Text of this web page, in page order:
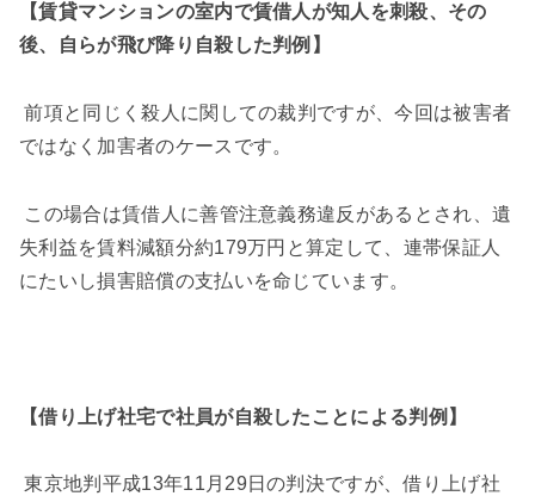
【賃貸マンションの室内で賃借人が知人を刺殺、その
後、自らが飛び降り自殺した判例】
前項と同じく殺人に関しての裁判ですが、今回は被害者
ではなく加害者のケースです。
この場合は賃借人に善管注意義務違反があるとされ、遺
失利益を賃料減額分約179万円と算定して、連帯保証人
にたいし損害賠償の支払いを命じています。
【借り上げ社宅で社員が自殺したことによる判例】
東京地判平成13年11 月 29 日の判決ですが、借り上げ社